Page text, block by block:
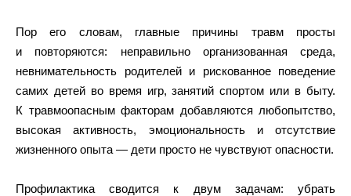
Пор его словам, главные причины травм просты
и повторяются: неправильно организованная среда,
невнимательность родителей и рискованное поведение
самих детей во время игр, занятий спортом или в быту.
К травмоопасным факторам добавляются любопытство,
высокая активность, эмоциональность и отсутствие
жизненного опыта — дети просто не чувствуют опасности.
Профилактика сводится к двум задачам: убрать